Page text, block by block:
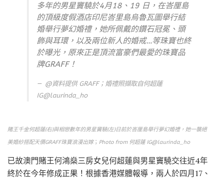
多年的男星竇驍於4月18、19 日，在峇厘島
的頂級度假酒店印尼峇里島烏魯瓦圖舉行結
婚舉行夢幻婚禮，她所佩戴的鑽石冠冕、頭
飾與耳環，以及兩位新人的婚戒…等珠寶也終
於曝光，原來正是頂流富豪們最愛的珠寶品
牌GRAFF！
@資料提供 GRAFF；婚禮照擷取自何超蓮
IG@laurinda_ho
賭王千金何超蓮(右)與相戀數年的男星竇驍(左)日前於峇厘島舉行夢幻婚禮，她一襲絕
美婚紗搭配天價GRAFF珠寶浪漫出嫁； Photo from 何超蓮 IG@laurinda_ho
已故澳門賭王何鴻燊三房女兒何超蓮與男星竇驍交往近4年
終於在今年修成正果！根據香港媒體報導，兩人於四月17、